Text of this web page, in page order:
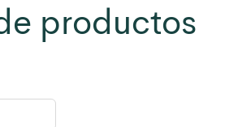
productos